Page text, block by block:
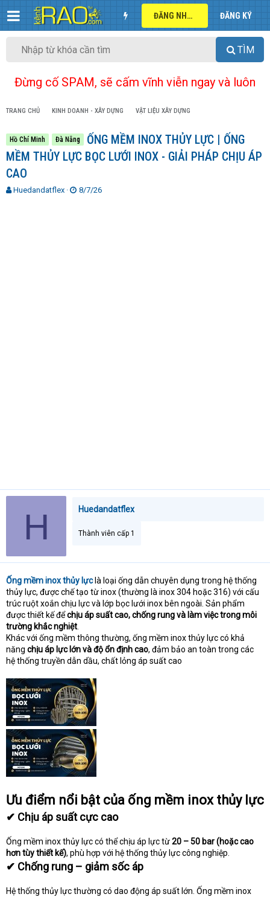
ĐĂNG NHẬP ĐĂNG KÝ
TÌM
Đừng cố SPAM, sẽ cấm vĩnh viễn ngay và luôn
TRANG CHỦ KINH DOANH - XÂY DỰNG VẬT LIỆU XÂY DỰNG
Hồ Chí Minh Đà Nẵng
ỐNG MỀM INOX THỦY LỰC | ỐNG
MỀM THỦY LỰC BỌC LƯỚI INOX - GIẢI PHÁP CHỊU ÁP
CAO
T
Huedandatflex
N
8/7/26
H Huedandatflex
Thành viên cấp 1
Ống mềm inox thủy lực là loại ống dẫn chuyên dụng trong hệ thống
thủy lực, được chế tạo từ inox (thường là inox 304 hoặc 316) với cấu
trúc ruột xoắn chịu lực và lớp bọc lưới inox bên ngoài. Sản phẩm
được thiết kế đểchịu áp suất cao, chống rung và làm việc trong môi
trường khắc nghiệt.
Khác với ống mềm thông thường, ống mềm inox thủy lực có khả
năng chịu áp lực lớn và độ ổn định cao, đảm bảo an toàn trong các
hệ thống truyền dẫn dầu, chất lỏng áp suất cao
Ưu điểm nổi bật của ống mềm inox thủy lực
✔ Chịu áp suất cực cao
Ống mềm inox thủy lực có thể chịu áp lực từ20 – 50 bar (hoặc cao
hơn tùy thiết kế), phù hợp với hệ thống thủy lực công nghiệp.
✔ Chống rung – giảm sốc áp
Hệ thống thủy lực thường có dao động áp suất lớn. Ống mềm inox